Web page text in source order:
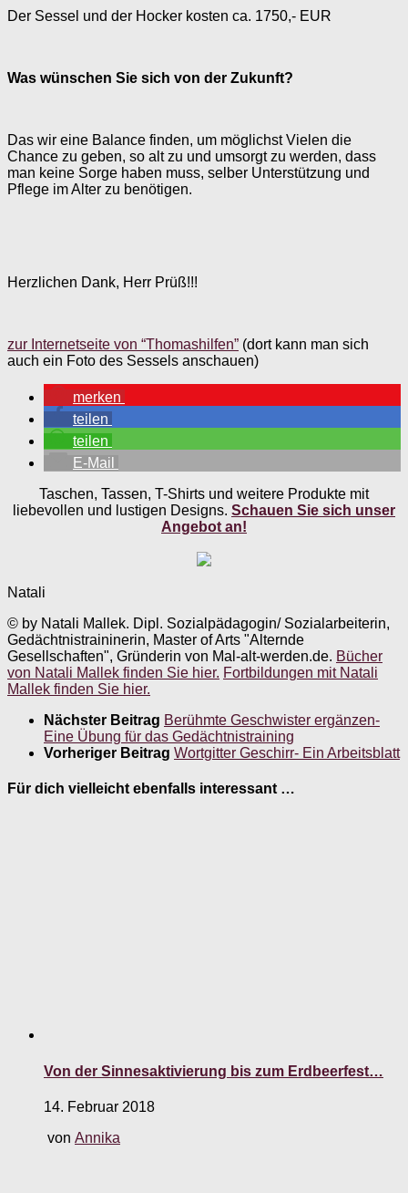
Der Sessel und der Hocker kosten ca. 1750,- EUR
Was wünschen Sie sich von der Zukunft?
Das wir eine Balance finden, um möglichst Vielen die
Chance zu geben, so alt zu und umsorgt zu werden, dass
man keine Sorge haben muss, selber Unterstützung und
Pflege im Alter zu benötigen.
Herzlichen Dank, Herr Prüß!!!
zur Internetseite von “Thomashilfen” (dort kann man sich
auch ein Foto des Sessels anschauen)
merken
teilen
teilen
E-Mail
Taschen, Tassen, T-Shirts und weitere Produkte mit
liebevollen und lustigen Designs. Schauen Sie sich unser
Angebot an!
Natali
© by Natali Mallek. Dipl. Sozialpädagogin/ Sozialarbeiterin,
Gedächtnistraininerin, Master of Arts "Alternde
Gesellschaften", Gründerin von Mal-alt-werden.de. Bücher
von Natali Mallek finden Sie hier. Fortbildungen mit Natali
Mallek finden Sie hier.
Nächster Beitrag Berühmte Geschwister ergänzen-
Eine Übung für das Gedächtnistraining
Vorheriger Beitrag Wortgitter Geschirr- Ein Arbeitsblatt
Für dich vielleicht ebenfalls interessant …
Von der Sinnesaktivierung bis zum Erdbeerfest…
14. Februar 2018
von Annika